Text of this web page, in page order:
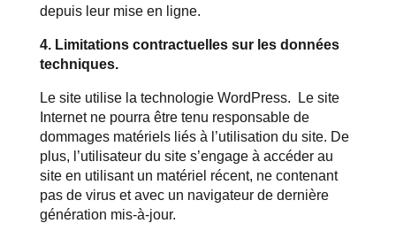
depuis leur mise en ligne.
4. Limitations contractuelles sur les données
techniques.
Le site utilise la technologie WordPress. Le site
Internet ne pourra être tenu responsable de
dommages matériels liés à l’utilisation du site. De
plus, l’utilisateur du site s’engage à accéder au
site en utilisant un matériel récent, ne contenant
pas de virus et avec un navigateur de dernière
génération mis-à-jour.